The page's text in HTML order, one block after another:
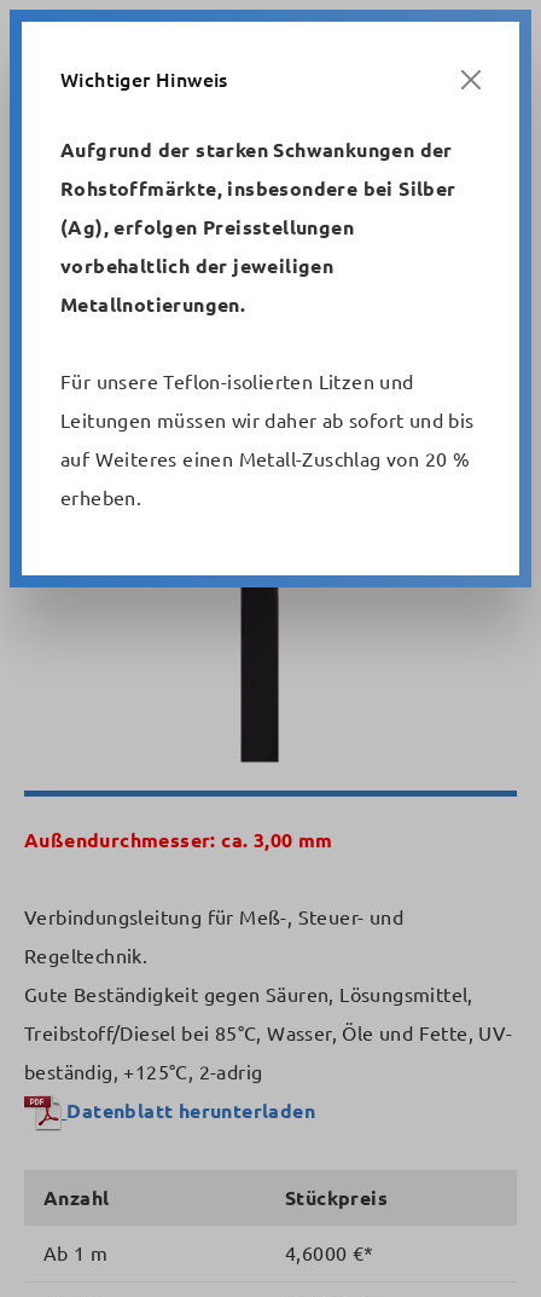
MetrofunkStandardsteuerleitungen
halogenfreie Steuerleitungen +125°C
Li13Y13Y 2-adrig, verschiedene
Artikelnummer: Li13Y13Y 2 x ...
Außendurchmesser: ca. 3,00 mm
Verbindungsleitung für Meß-, Steuer- und
Regeltechnik.
Gute Beständigkeit gegen Säuren, Lösungsmittel,
Treibstoff/Diesel bei 85°C, Wasser, Öle und Fette, UV-
beständig, +125°C, 2-adrig
Datenblatt herunterladen
Anzahl Stückpreis
Ab 1 m 4,6000 €*
Wichtiger Hinweis
Aufgrund der starken Schwankungen der
Rohstoffmärkte, insbesondere bei Silber
(Ag), erfolgen Preisstellungen
vorbehaltlich der jeweiligen
Metallnotierungen.
Für unsere Teflon-isolierten Litzen und
Leitungen müssen wir daher ab sofort und bis
auf Weiteres einen Metall-Zuschlag von 20 %
erheben.